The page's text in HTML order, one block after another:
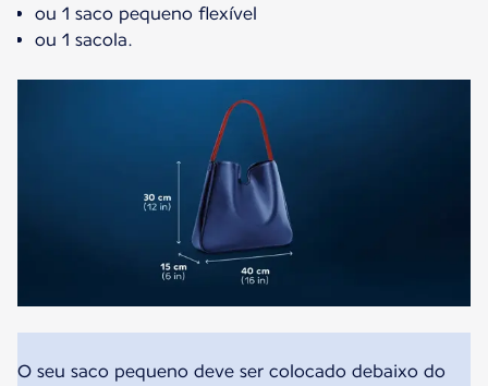
ou 1 saco pequeno flexível
ou 1 sacola.
O seu saco pequeno deve ser colocado debaixo do